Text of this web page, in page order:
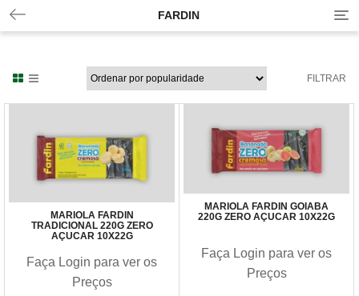
FARDIN
T
o
l
n
t
FILTRAR
MARIOLA FARDIN
TRADICIONAL 220G ZERO
AÇUCAR 10X22G
Faça Login para ver os
Preços
MARIOLA FARDIN GOIABA
220G ZERO AÇUCAR 10X22G
Faça Login para ver os
Preços